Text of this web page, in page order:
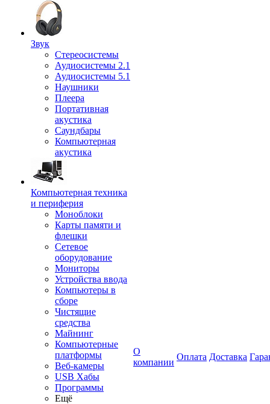
Звук
Стереосистемы
Аудиосистемы 2.1
Аудиосистемы 5.1
Наушники
Плеера
Портативная
акустика
Саундбары
Компьютерная
акустика
Компьютерная техника
и периферия
Моноблоки
Карты памяти и
флешки
Сетевое
оборудование
Мониторы
Устройства ввода
Компьютеры в
сборе
Чистящие
средства
Майнинг
Компьютерные
платформы
Веб-камеры
USB Хабы
Программы
Ещё
О
компании
Оплата Доставка